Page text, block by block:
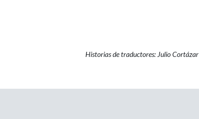
Historias de traductores: Julio Cortázar